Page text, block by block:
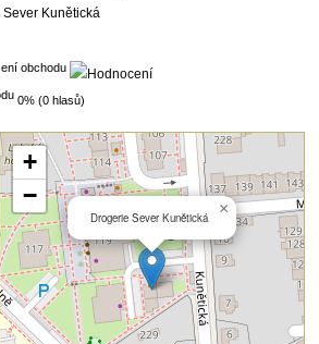
0% (0 hlasů)
Drogerie Sever Kunětická ×
+
−